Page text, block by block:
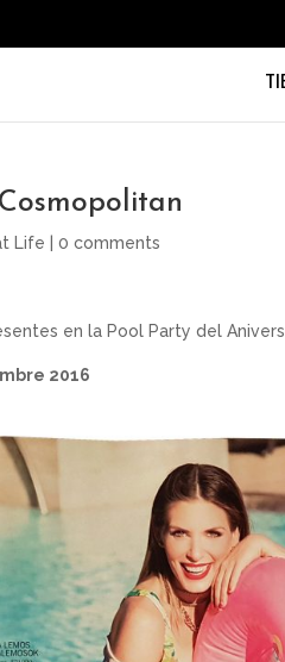
Life |0 comments
en la Pool Party del
2016